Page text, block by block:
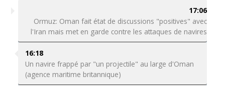
17:06
Ormuz: Oman fait état de discussions "positives" avec
l'Iran mais met en garde contre les attaques de navires
16:18
Un navire frappé par "un projectile" au large d'Oman
(agence maritime britannique)